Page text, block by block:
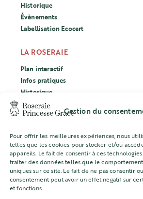
Gestion du
Pour offrir les meilleures expériences, nous
telles que les cookies pour stocker et/ou
appareils. Le fait de consentir à ces
traiter des données telles que le
uniques sur ce site. Le fait de ne pas consentir
consentement peut avoir un effet négatif sur
et fonctions.
Historique
Évènements
Labellisation Ecocert
LA ROSERAIE
Plan interactif
Infos pratiques
Historique
Évènements
Labellisation Ecocert
CONCOURS
L’ASSOCIATION
Mentions légales